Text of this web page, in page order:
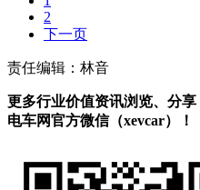
2
下一页
责任编辑：林音
更多行业价值资讯浏览、分
电车网官方微信（xevcar）！